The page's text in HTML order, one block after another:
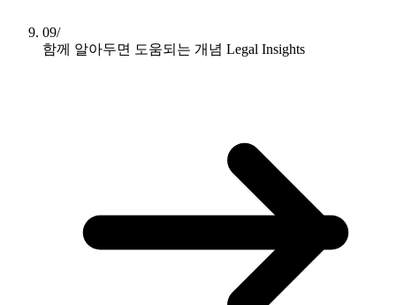
09/
함께 알아두면 도움되는 개념 Legal Insights